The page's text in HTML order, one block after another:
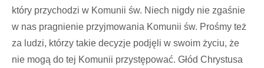
który przychodzi w Komunii św. Niech nigdy nie zgaśnie
w nas pragnienie przyjmowania Komunii św. Prośmy też
za ludzi, którzy takie decyzje podjęli w swoim życiu, że
nie mogą do tej Komunii przystępować. Głód Chrystusa